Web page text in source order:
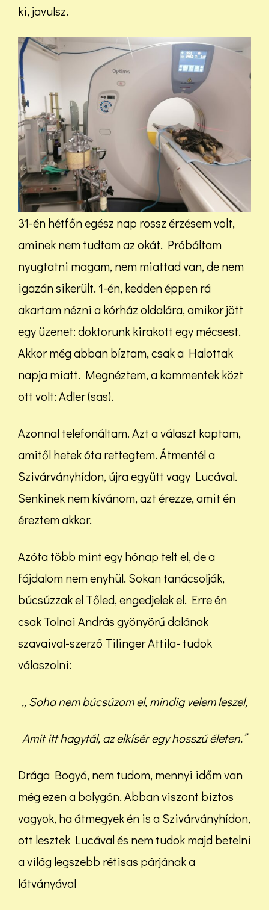
ki, javulsz.
31-én hétfőn egész nap rossz érzésem volt,
aminek nem tudtam az okát. Próbáltam
nyugtatni magam, nem miattad van, de nem
igazán sikerült. 1-én, kedden éppen rá
akartam nézni a kórház oldalára, amikor jött
egy üzenet: doktorunk kirakott egy mécsest.
Akkor még abban bíztam, csak a Halottak
napja miatt. Megnéztem, a kommentek közt
ott volt: Adler (sas).
Azonnal telefonáltam. Azt a választ kaptam,
amitől hetek óta rettegtem. Átmentél a
Szivárványhídon, újra együtt vagy Lucával.
Senkinek nem kívánom, azt érezze, amit én
éreztem akkor.
Azóta több mint egy hónap telt el, de a
fájdalom nem enyhül. Sokan tanácsolják,
búcsúzzak el Tőled, engedjelek el. Erre én
csak Tolnai András gyönyörű dalának
szavaival-szerző Tilinger Attila- tudok
válaszolni:
„ Soha nem búcsúzom el, mindig velem leszel,
Amit itt hagytál, az elkísér egy hosszú életen.”
Drága Bogyó, nem tudom, mennyi időm van
még ezen a bolygón. Abban viszont biztos
vagyok, ha átmegyek én is a Szivárványhídon,
ott lesztek Lucával és nem tudok majd betelni
a világ legszebb rétisas párjának a
látványával